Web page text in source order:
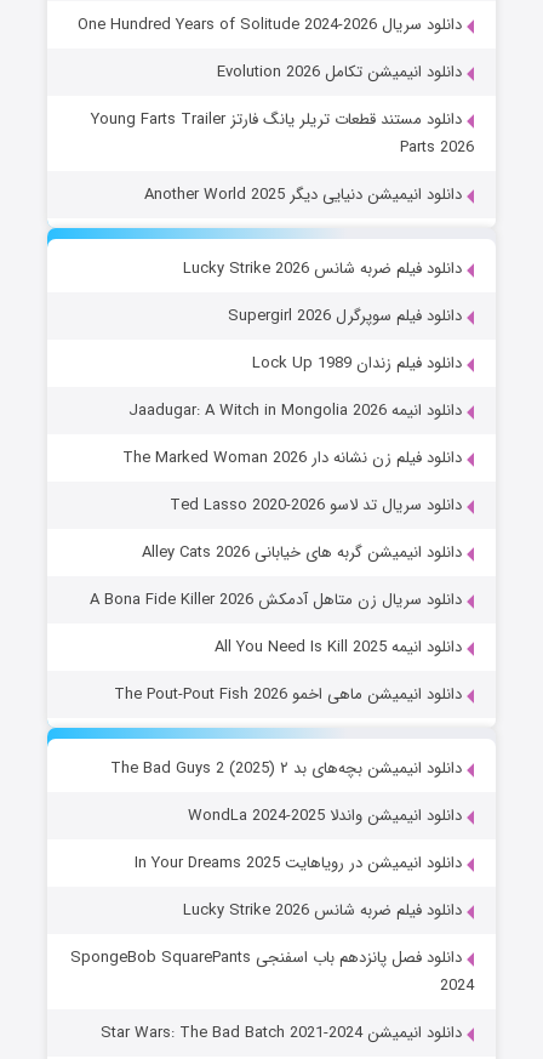
دانلود سریال One Hundred Years of Solitude 2024-2026
دانلود انیمیشن تکامل Evolution 2026
دانلود مستند قطعات تریلر یانگ فارتز Young Farts Trailer
Parts 2026
دانلود انیمیشن دنیایی دیگر Another World 2025
دانلود فیلم ضربه شانس Lucky Strike 2026
دانلود فیلم سوپرگرل Supergirl 2026
دانلود فیلم زندان Lock Up 1989
دانلود انیمه Jaadugar: A Witch in Mongolia 2026
دانلود فیلم زن نشانه دار The Marked Woman 2026
دانلود سریال تد لاسو Ted Lasso 2020-2026
دانلود انیمیشن گربه های خیابانی Alley Cats 2026
دانلود سریال زن متاهل آدمکش A Bona Fide Killer 2026
دانلود انیمه All You Need Is Kill 2025
دانلود انیمیشن ماهی اخمو The Pout-Pout Fish 2026
دانلود انیمیشن بچه‌های بد ۲ The Bad Guys 2 (2025)
دانلود انیمیشن واندلا WondLa 2024-2025
دانلود انیمیشن در رویاهایت In Your Dreams 2025
دانلود فیلم ضربه شانس Lucky Strike 2026
دانلود فصل پانزدهم باب اسفنجی SpongeBob SquarePants
2024
دانلود انیمیشن Star Wars: The Bad Batch 2021-2024